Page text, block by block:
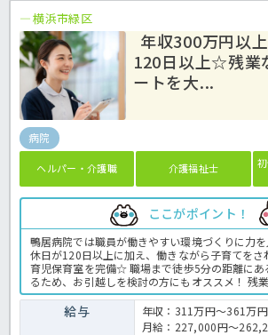
横浜市緑区
年収300万円以
120日以上☆残業
ートを大...
病院
ヘルパー・介護職 介護福祉士
ここがポイント！
鴨居病院では職員が働きやすい環境づくりに力
休日が120日以上に加え、働きながら子育てをさ
育児保育室を完備☆ 職場まで徒歩5分の距離にあ
るため、お引越しを検討の方にもオススメ！ 残
ート重視なのでワークライフバランスを大切に
きる病院です！ ぜひお気軽にほっ介護までお問
院での介護業務全般です。 ＜介護職 正職員 病
給与
年収：311万円～361万円
月給：227,000円～